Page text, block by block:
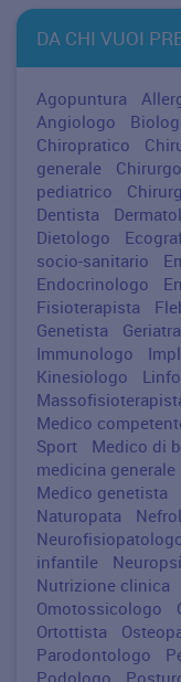
DA CHI VUOI
Agopuntura
Angiologo
Chiropratico
generale
pediatrico
Dentista
Dietologo
socio-sanitario
Endocrinologo
Fisioterapista
Genetista
Geriatra
Immunologo
Kinesiologo
Medico
Sport
Medico di
medicina generale
Medico genetista
Naturopata
infantile
Nutrizione clinica
Omotossicologo
Ortottista
Parodontologo
Podologo